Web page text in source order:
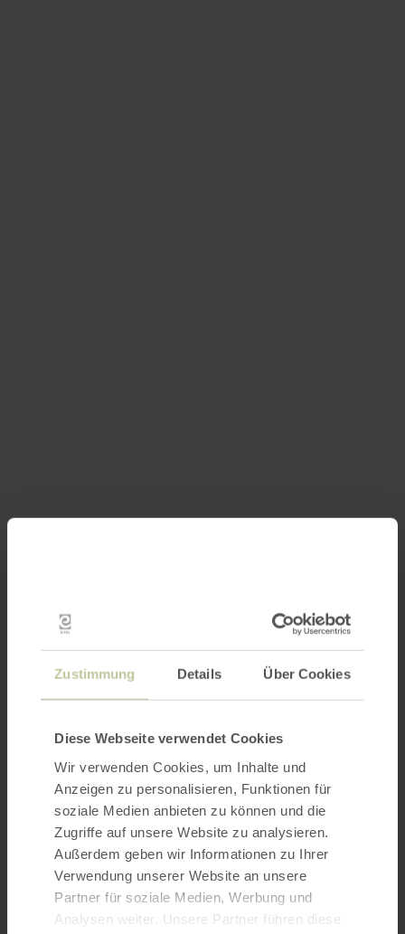
Zustimmung Details Über Cookies
Diese Webseite verwendet Cookies
Wir verwenden Cookies, um Inhalte und
Anzeigen zu personalisieren, Funktionen für
soziale Medien anbieten zu können und die
Zugriffe auf unsere Website zu analysieren.
Außerdem geben wir Informationen zu Ihrer
Verwendung unserer Website an unsere
Partner für soziale Medien, Werbung und
Analysen weiter. Unsere Partner führen diese